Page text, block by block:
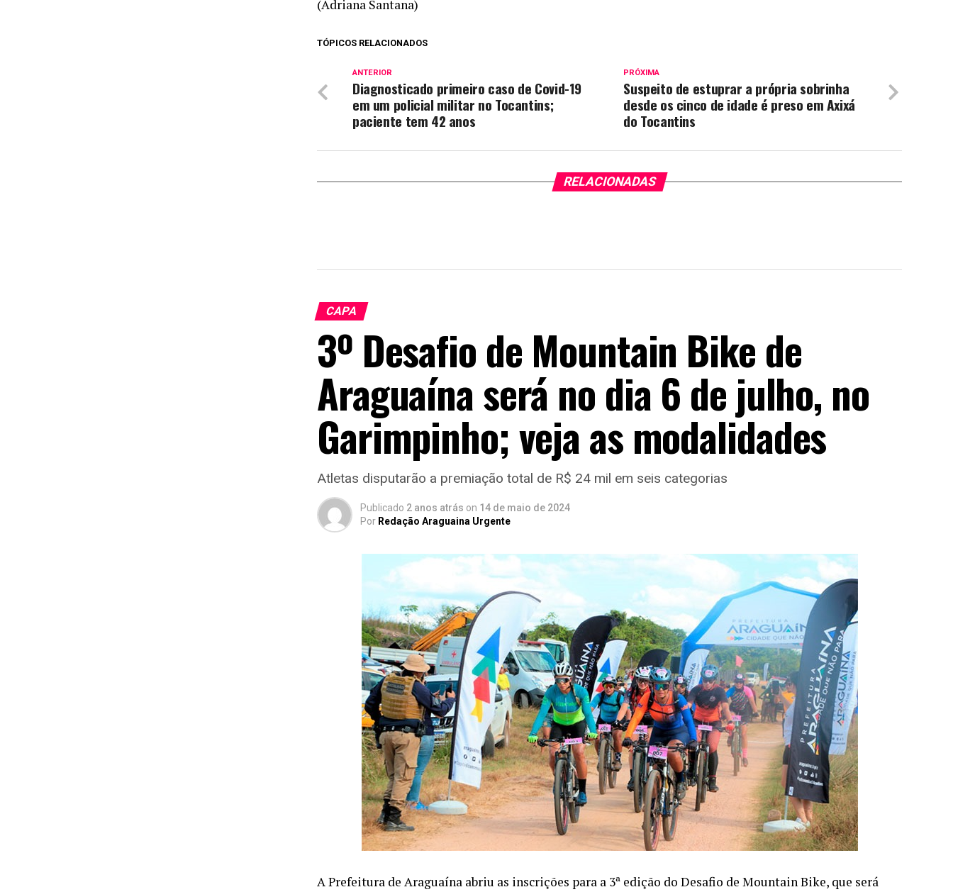
(Adriana Santana)
TÓPICOS RELACIONADOS
PRÓXIMA
Suspeito de estuprar a própria sobrinha
desde os cinco de idade é preso em Axixá
do Tocantins
ANTERIOR
Diagnosticado primeiro caso de Covid-19
em um policial militar no Tocantins;
paciente tem 42 anos
RELACIONADAS
CAPA
3º Desafio de Mountain Bike de
Araguaína será no dia 6 de julho, no
Garimpinho; veja as modalidades
Atletas disputarão a premiação total de R$ 24 mil em seis categorias
Publicado 2 anos atrás on 14 de maio de 2024
Por Redação Araguaina Urgente
A Prefeitura de Araguaína abriu as inscrições para a 3ª edição do Desafio de Mountain Bike, que será